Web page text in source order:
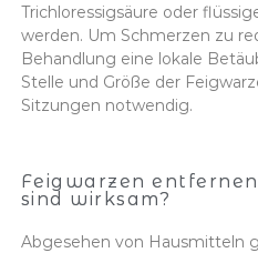
Trichloressigsäure oder
werden. Um Schmerzen zu
Behandlung eine lokale
Stelle und Größe der
Sitzungen notwendig.
Feigwarzen
sind wirksam?
Abgesehen von Hausmitteln